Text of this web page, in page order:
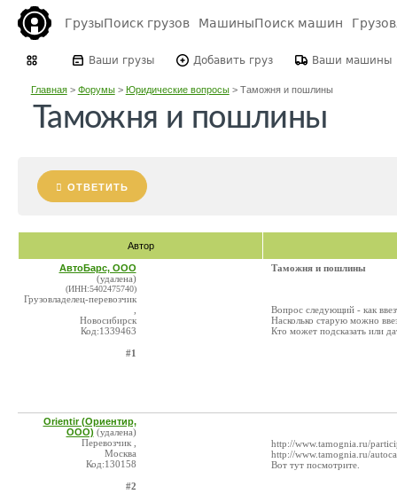
ГрузыПоиск грузов МашиныПоиск машин
Ваши грузы Добавить груз Ваши машины
Главная> Форумы> Юридические вопросы> Таможня и пошлины
Таможня и пошлины
ОТВЕТИТЬ
Автор
АвтоБарс, ООО
(удалена)
(ИНН:5402475740)
Грузовладелец-перевозчик
Новосибирск
Код:1339463
#1
Таможня и пошлины
Вопрос следующий - как
Насколько старую можно
Кто может подсказать или
Orientir (Ориентир,
ООО) (удалена)
Перевозчик ,
Москва
Код:130158
#2
http://www.tamognia.ru/
http://www.tamognia.ru/
Вот тут посмотрите.